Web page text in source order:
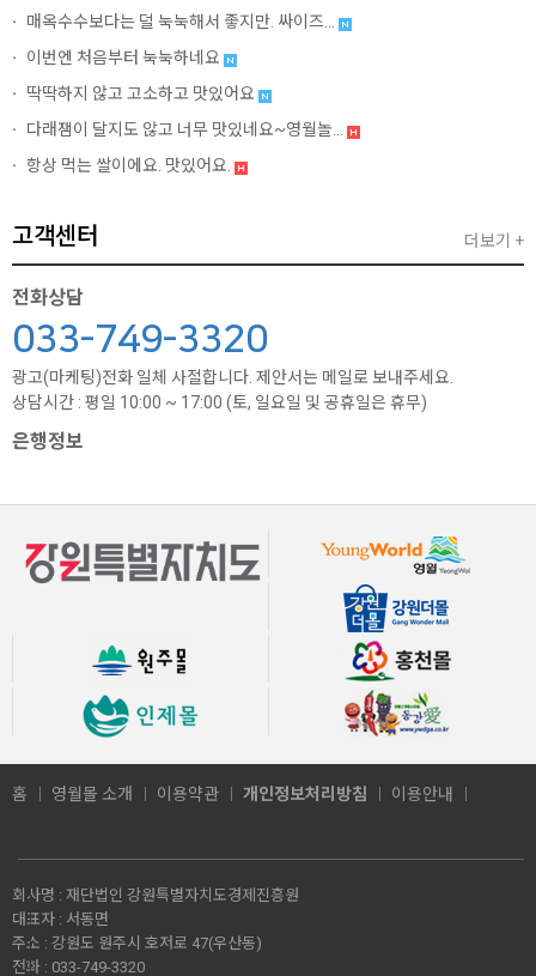
매옥수수보다는 덜 눅눅해서 좋지만. 싸이즈...
이번엔 처음부터 눅눅하네요
딱딱하지 않고 고소하고 맛있어요
다래잼이 달지도 않고 너무 맛있네요~영월놀...
항상 먹는 쌀이에요. 맛있어요.
고객센터
전화상담
033-749-3320
광고(마케팅)전화 일체 사절합니다. 제안서는 메일로 보내주세요.
상담시간 : 평일 10:00 ~ 17:00 (토, 일요일 및 공휴일은 휴무)
은행정보
더보기 +
홈 영월몰 소개 이용약관 개인정보처리방침 이용안내
회사명 : 재단법인 강원특별자치도경제진흥원
대표자 : 서동면
주소 : 강원도 원주시 호저로 47(우산동)
전화 : 033-749-3320